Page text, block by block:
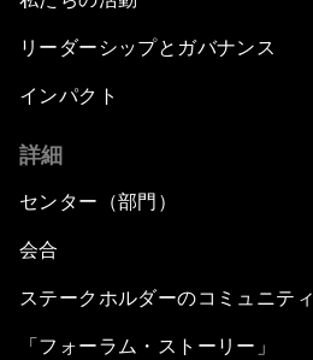
リーダーシップとガバナンス
インパクト
詳細
センター（部門）
会合
ステークホルダーのコミュニティ
「フォーラム・ストーリー」